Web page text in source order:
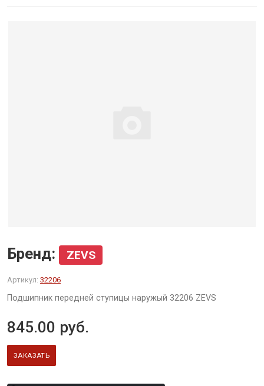
Бренд: ZEVS
Артикул: 32206
Подшипник передней ступицы наружый 32206 ZEVS
845.00 руб.
ЗАКАЗАТЬ